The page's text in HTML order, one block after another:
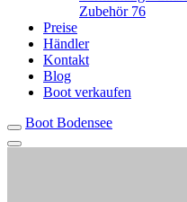
Zubehör 76
Preise
Händler
Kontakt
Blog
Boot verkaufen
Boot Bodensee